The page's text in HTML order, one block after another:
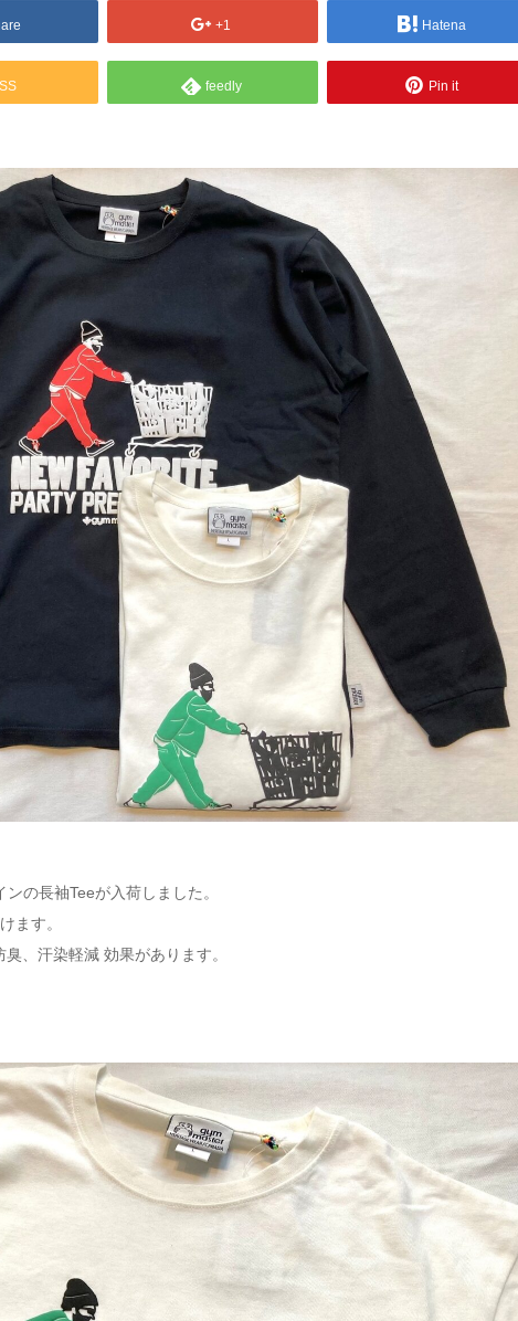
+1 Hatena
feedly Pin it
の長袖Teeが入荷しました。
ます。
、汗染軽減 効果があります。